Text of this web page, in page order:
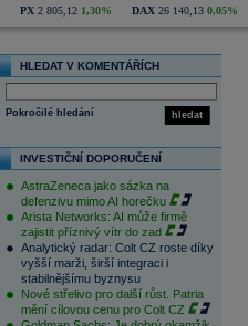
PX 2 805,12 1,30% DAX 26 140,13 0,05%
HLEDAT V KOMENTÁŘÍCH
hledat
Pokročilé hledání
INVESTIČNÍ DOPORUČENÍ
AstraZeneca jako sázka na
defenzivu mimo AI horečku
Arista Networks: AI může firmě
zajistit příznivý vítr do zad
Analytický radar: Colt CZ roste díky
vyšší marži, širší integraci i
stabilnějšímu byznysu
Nové střelivo pro další růst. Patria
mění cílovou cenu pro Colt CZ